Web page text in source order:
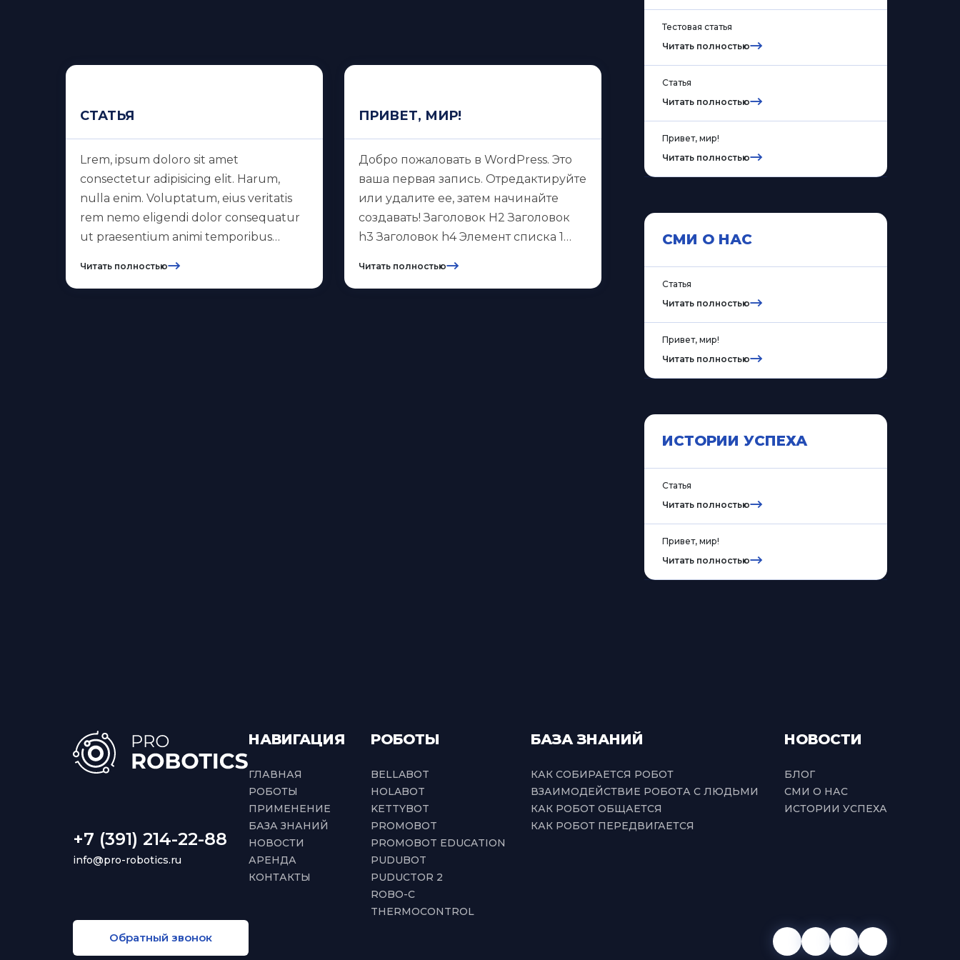
СТАТЬЯ
Lrem, ipsum doloro sit amet
consectetur adipisicing elit. Harum,
nulla enim. Voluptatum, eius veritatis
rem nemo eligendi dolor consequatur
ut praesentium animi temporibus
Читать полностью
ПРИВЕТ, МИР!
Добро пожаловать в WordPress. Это
ваша первая запись. Отредактируйте
или удалите ее, затем начинайте
создавать! Заголовок H2 Заголовок
h3 Заголовок h4 Элемент списка 1
Читать полностью
Тестовая статья
Читать полностью
Статья
Читать полностью
Привет, мир!
Читать полностью
СМИ О НАС
Статья
Читать полностью
Привет, мир!
Читать полностью
ИСТОРИИ УСПЕХА
Статья
Читать полностью
Привет, мир!
Читать полностью
+7 (391) 214-22-88
info@pro-robotics.ru
Обратный звонок
НАВИГАЦИЯ
ГЛАВНАЯ
РОБОТЫ
ПРИМЕНЕНИЕ
БАЗА ЗНАНИЙ
НОВОСТИ
АРЕНДА
КОНТАКТЫ
РОБОТЫ
BELLABOT
HOLABOT
KETTYBOT
PROMOBOT
PROMOBOT EDUCATION
PUDUBOT
PUDUCTOR 2
ROBO-C
THERMOCONTROL
БАЗА ЗНАНИЙ
КАК СОБИРАЕТСЯ РОБОТ
ВЗАИМОДЕЙСТВИЕ РОБОТА С ЛЮДЬМИ
КАК РОБОТ ОБЩАЕТСЯ
КАК РОБОТ ПЕРЕДВИГАЕТСЯ
НОВОСТИ
БЛОГ
СМИ О НАС
ИСТОРИИ УСПЕХА